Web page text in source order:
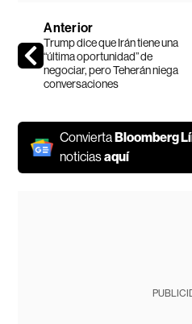
Anterior
Trump dice que Irán tiene una
“última oportunidad” de
negociar, pero Teherán niega
conversaciones
ConviertaBloomberg
noticiasaquí